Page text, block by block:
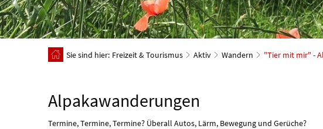
Sie sind hier: Freizeit & Tourismus Aktiv Wandern "Tier mit mir" -
Alpakawanderungen
Termine, Termine, Termine? Überall Autos, Lärm, Bewegung und Gerüche?